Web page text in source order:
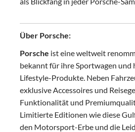
Über Porsche:
Porsche ist eine weltweit
bekannt für ihre Sportwagen und
Lifestyle-Produkte. Neben
exklusive Accessoires und
Funktionalität und
Limitierte Editionen wie diese
den Motorsport-Erbe und die